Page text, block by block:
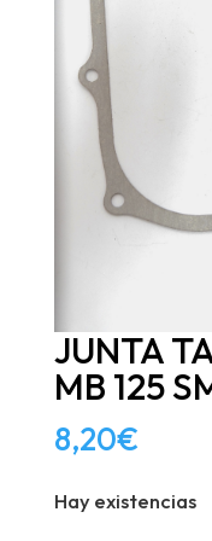
JUNTA
MB 125
8,20€
Hay existencias